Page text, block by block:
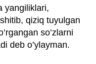
yangiliklari,
qiziq tuyulgan
so’zlarni
deb o’ylayman.